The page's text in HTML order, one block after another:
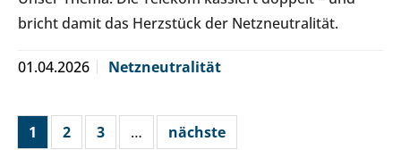
bricht damit das Herzstück der Netzneutralität.
01.04.2026 Netzneutralität
1 2 3 … nächste